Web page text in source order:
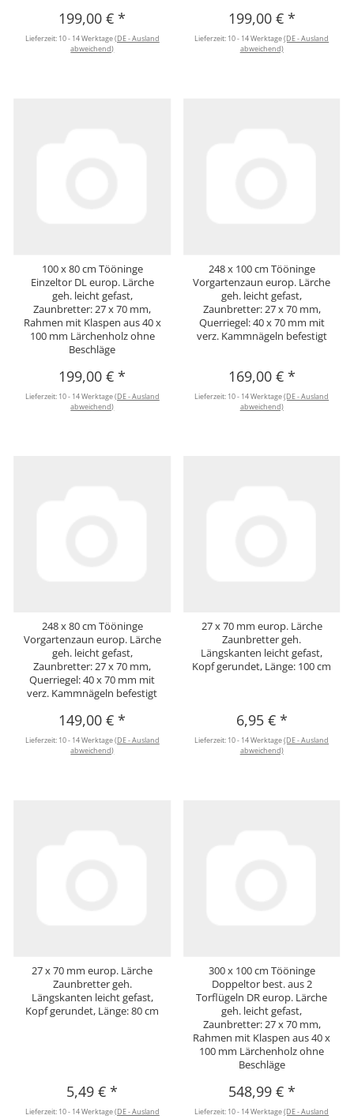
199,00 €*
Lieferzeit: 10 - 14 Werktage(DE - Ausland
abweichend)
199,00 € *
Lieferzeit: 10 - 14 Werktage(DE - Ausland
abweichend)
100 x 80 cm Tööninge
Einzeltor DL europ. Lärche
geh. leicht gefast,
Zaunbretter: 27 x 70 mm,
Rahmen mit Klaspen aus 40 x
100 mm Lärchenholz ohne
Beschläge
199,00 €*
Lieferzeit: 10 - 14 Werktage(DE - Ausland
abweichend)
248 x 100 cm Tööninge
Vorgartenzaun europ. Lärche
geh. leicht gefast,
Zaunbretter: 27 x 70 mm,
Querriegel: 40 x 70 mm mit
verz. Kammnägeln befestigt
169,00 € *
Lieferzeit: 10 - 14 Werktage(DE - Ausland
abweichend)
248 x 80 cm Tööninge
Vorgartenzaun europ. Lärche
geh. leicht gefast,
Zaunbretter: 27 x 70 mm,
Querriegel: 40 x 70 mm mit
verz. Kammnägeln befestigt
149,00 €*
Lieferzeit: 10 - 14 Werktage(DE - Ausland
abweichend)
27 x 70 mm europ. Lärche
Zaunbretter geh.
Längskanten leicht gefast,
Kopf gerundet, Länge: 100 cm
6,95 € *
Lieferzeit: 10 - 14 Werktage(DE - Ausland
abweichend)
27 x 70 mm europ. Lärche
Zaunbretter geh.
Längskanten leicht gefast,
Kopf gerundet, Länge: 80 cm
5,49 €*
Lieferzeit: 10 - 14 Werktage(DE - Ausland
300 x 100 cm Tööninge
Doppeltor best. aus 2
Torflügeln DR europ. Lärche
geh. leicht gefast,
Zaunbretter: 27 x 70 mm,
Rahmen mit Klaspen aus 40 x
100 mm Lärchenholz ohne
Beschläge
548,99 € *
Lieferzeit: 10 - 14 Werktage(DE - Ausland